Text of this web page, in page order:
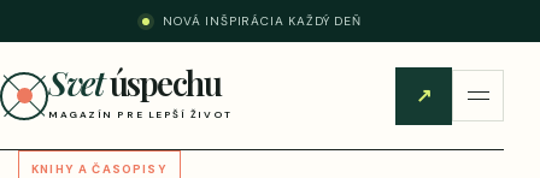
NOVÁ INŠPIRÁCIA KAŽDÝ DEŇ
Svetúspechu
MAGAZÍN PRE LEPŠÍ ŽIVOT
↗
KNIHY A ČASOPISY